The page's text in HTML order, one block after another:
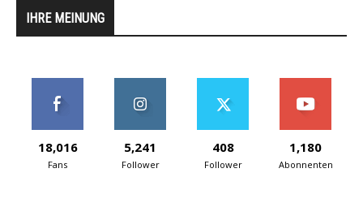
IHRE MEINUNG
18,016
Fans
5,241
Follower
408
Follower
1,180
Abonnenten